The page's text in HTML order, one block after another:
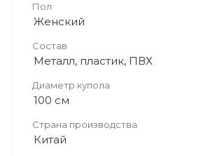
Пол
Женский
Состав
Металл, пластик, ПВХ
Диаметр купола
100 см
Страна производства
Китай